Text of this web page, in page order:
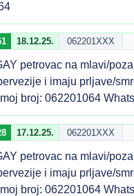
18.12.25. 062201XXX
petrovac na mlavi/
i imaju prljave/
broj: 062201064
17.12.25. 062201XXX
petrovac na mlavi/
i imaju prljave/
broj: 062201064